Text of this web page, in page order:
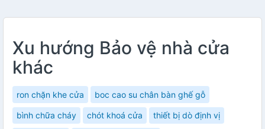
Xu hướng Bảo vệ nhà cửa
khác
ron chặn khe cửa boc cao su chân bàn ghế gỗ
bình chữa cháy chót khoá cửa thiết bị dò định vị